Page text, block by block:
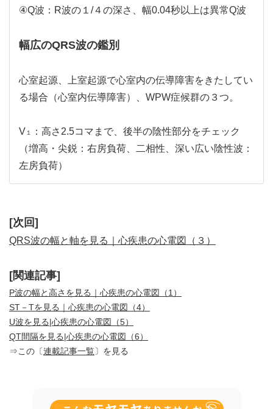
④Q波：R波の１/４の深さ、幅0.04秒以上は異常Q波
幅広のQRS波の鑑別
心室起源、上室起源で心室内の伝導障害をきたしてい
る場合（心室内伝導障害）、WPW症候群の３つ。
V１
：高さ2.5コマまで、後半の陰性部分をチェック
（増高・尖鋭：右房負荷、二相性、深い広い陰性波：
左房負荷）
[次回]
QRS波の幅と軸を見る｜心疾患の心電図（３）
[関連記事]
P波の幅と高さを見る｜心疾患の心電図（1）
ST－Tを見る｜心疾患の心電図（4）
U波を見る|心疾患の心電図（5）
QT間隔を見る|心疾患の心電図（6）
⇒この〔連載記事一覧〕を見る